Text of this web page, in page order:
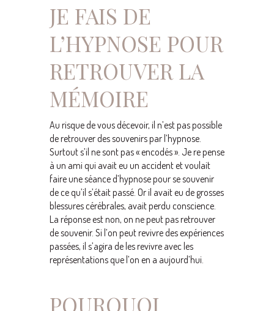
JE FAIS DE
L’HYPNOSE POUR
RETROUVER LA
MÉMOIRE
Au risque de vous décevoir, il n’est pas possible
de retrouver des souvenirs par l’hypnose.
Surtout s’il ne sont pas « encodés ». Je re pense
à un ami qui avait eu un accident et voulait
faire une séance d’hypnose pour se souvenir
de ce qu’il s’était passé. Or il avait eu de grosses
blessures cérébrales, avait perdu conscience.
La réponse est non, on ne peut pas retrouver
de souvenir. Si l’on peut revivre des expériences
passées, il s’agira de les revivre avec les
représentations que l’on en a aujourd’hui.
POURQUOI